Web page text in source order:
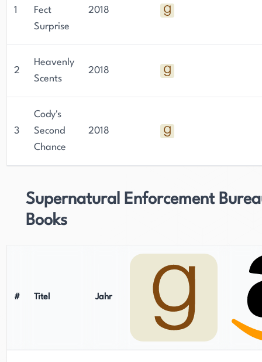
1
Fect
Surprise
2018
2
Heavenly
Scents
2018
3
Cody's
Second
Chance
2018
Supernatural Enforcement
Books
# Titel Jahr